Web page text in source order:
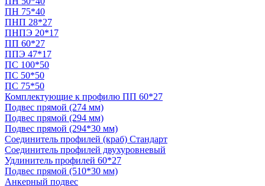
ПН 75*40
ПНП 28*27
ПНПЭ 20*17
ПП 60*27
ППЭ 47*17
ПС 100*50
ПС 50*50
ПС 75*50
Комплектующие к профилю ПП 60*27
Подвес прямой (274 мм)
Подвес прямой (294 мм)
Подвес прямой (294*30 мм)
Соединитель профилей (краб) Стандарт
Соединитель профилей двухуровневый
Удлинитель профилей 60*27
Подвес прямой (510*30 мм)
Анкерный подвес